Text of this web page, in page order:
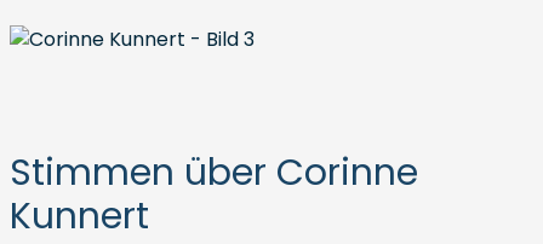
Stimmen über Corinne
Kunnert